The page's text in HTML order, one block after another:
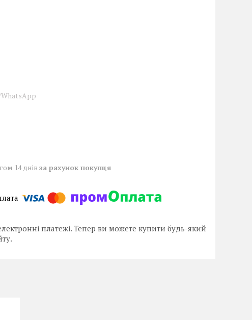
14 днів за рахунок покупця
платежі. Тепер ви можете купити будь-який